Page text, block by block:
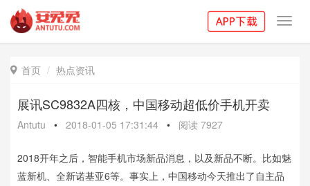
 首页 热点资讯
展讯SC9832A四核，中国移动超低价手机开卖
Antutu • 2018-01-05 17:31:44 • 阅读 7927
2018开年之后，智能手机市场新品消息，以及新品不断。比如魅
蓝新机、全新诺基亚6等。事实上，中国移动今天推出了自主品